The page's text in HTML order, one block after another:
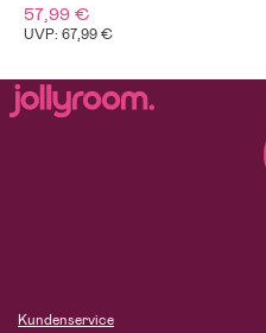
57,99 €
UVP: 67,99 €
Kundenservice